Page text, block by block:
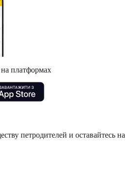
платформах
петродителей и оставайтесь на